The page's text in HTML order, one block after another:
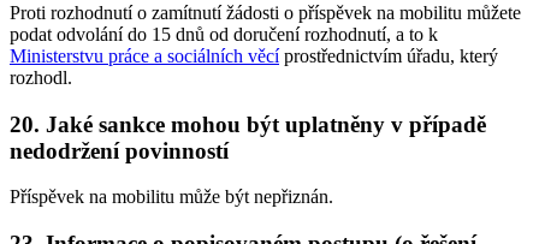
Proti rozhodnutí o zamítnutí žádosti o příspěvek na mobilitu můžete
podat odvolání do 15 dnů od doručení rozhodnutí, a to k
Ministerstvu práce a sociálních věcíprostřednictvím úřadu, který
rozhodl.
20. Jaké sankce mohou být uplatněny v případě
nedodržení povinností
Příspěvek na mobilitu může být nepřiznán.